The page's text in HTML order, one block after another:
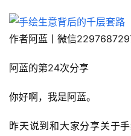
作者阿蓝丨微信
阿蓝的第24次分享
你好啊，我是阿蓝。
昨天说到和大家分享关于